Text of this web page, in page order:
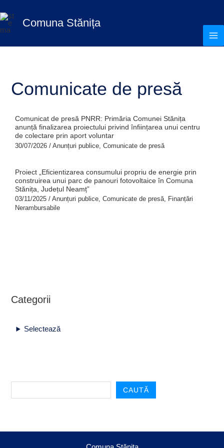
to
content Comuna Stănița
Comunicate de presă
Comunicat de presă PNRR: Primăria Comunei Stănița
anunță finalizarea proiectului privind înființarea unui centru
de colectare prin aport voluntar
30/07/2026 / Anunțuri publice, Comunicate de presă
Proiect „Eficientizarea consumului propriu de energie prin
construirea unui parc de panouri fotovoltaice în Comuna
Stănița, Județul Neamț”
03/11/2025 / Anunțuri publice, Comunicate de presă, Finanțări
Nerambursabile
Categorii
Selectează
e
r
CAUTĂ